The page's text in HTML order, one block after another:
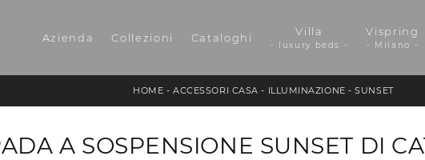
Azienda Collezioni Cataloghi Villa
- luxury beds -
Vispring
- Milano -
HOME -ACCESSORI CASA - ILLUMINAZIONE -SUNSET
A SOSPENSIONE SUNSET DI